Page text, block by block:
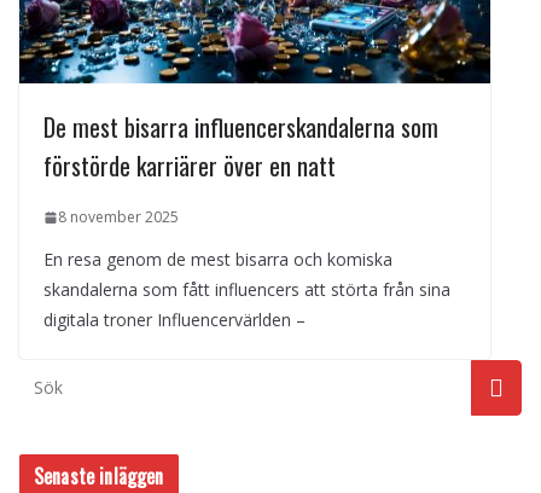
De mest bisarra influencerskandalerna som
förstörde karriärer över en natt
8 november 2025
En resa genom de mest bisarra och komiska
skandalerna som fått influencers att störta från sina
digitala troner Influencervärlden –
Senaste inläggen